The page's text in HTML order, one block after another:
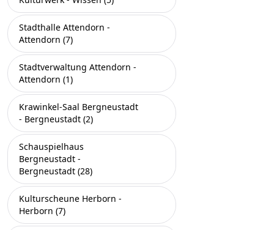
Stadthalle Attendorn -
Attendorn (7)
Stadtverwaltung Attendorn -
Attendorn (1)
Krawinkel-Saal Bergneustadt
- Bergneustadt (2)
Schauspielhaus
Bergneustadt -
Bergneustadt (28)
Kulturscheune Herborn -
Herborn (7)